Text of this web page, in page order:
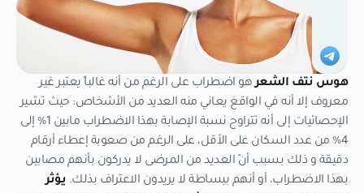
هوس نتف الشعرهو اضطراب على الرغم من أنه غالباً يعتبر غير
معروف إلا أنه في الواقع يعاني منه العديد من الأشخاص: حيث تشير
الإحصائيات إلى أنه تتراوح نسبة الإصابة بهذا الاضطراب مابين 1% إلى
4% من عدد السكان على الأقل، على الرغم من صعوبة إعطاء أرقام
دقيقة و ذلك بسبب أنّ العديد من المرضى لا يدركون بأنهم مصابين
بهذا الاضطراب، أو أنهم ببساطة لا يريدون الاعتراف بذلك. يؤثر